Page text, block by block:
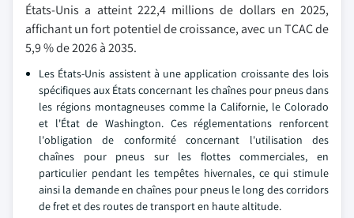
États-Unis a atteint 222,4 millions de dollars en 2025,
affichant un fort potentiel de croissance, avec un TCAC de
5,9 % de 2026 à 2035.
Les États-Unis assistent à une application croissante des lois
spécifiques aux États concernant les chaînes pour pneus dans
les régions montagneuses comme la Californie, le Colorado
et l'État de Washington. Ces réglementations renforcent
l'obligation de conformité concernant l'utilisation des
chaînes pour pneus sur les flottes commerciales, en
particulier pendant les tempêtes hivernales, ce qui stimule
ainsi la demande en chaînes pour pneus le long des corridors
de fret et des routes de transport en haute altitude.